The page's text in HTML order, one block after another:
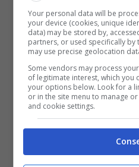
questioni sociali e al
società nel suo
Your personal data will be
your device (cookies, unique
data) may be stored by,
partners, or used specifically by
may use precise geolocation
Some vendors may process
of legitimate interest, which you
your options below. Look for a
or in the site menu to manage
and cookie settings.